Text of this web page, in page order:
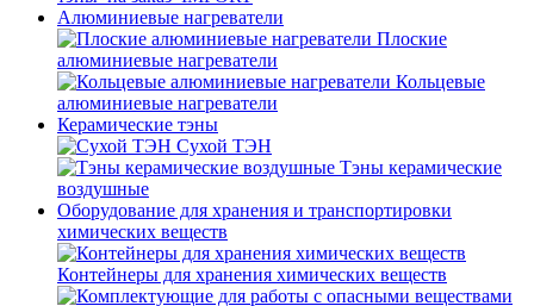
Алюминиевые нагреватели
Плоские
алюминиевые нагреватели
Кольцевые
алюминиевые нагреватели
Керамические тэны
Сухой ТЭН
Тэны керамические
воздушные
Оборудование для хранения и транспортировки
химических веществ
Контейнеры для хранения химических веществ